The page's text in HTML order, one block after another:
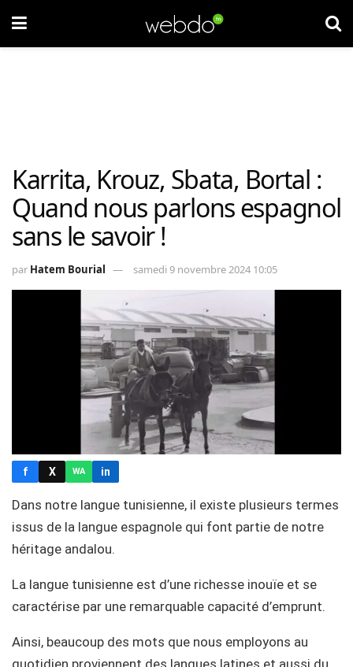
Karrita, Krouz, Sbata, Bortal :
Quand nous parlons espagnol
sans le savoir !
par Hatem Bourial samedi 9 novembre 2024 10:05
f X WA in
Dans notre langue tunisienne, il existe plusieurs termes
issus de la langue espagnole qui font partie de notre
héritage andalou.
La langue tunisienne est d’une richesse inouïe et se
caractérise par une remarquable capacité d’emprunt.
Ainsi, beaucoup des mots que nous employons au
quotidien proviennent des langues latines et aussi du